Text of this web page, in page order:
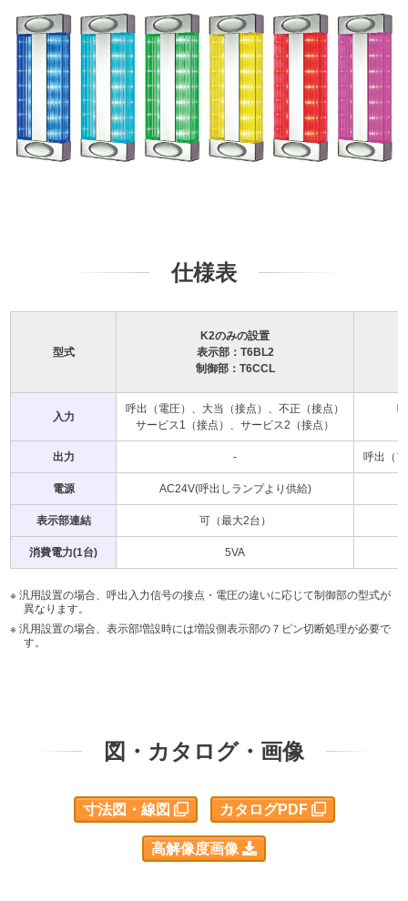
仕様表
型式
K2のみの設置
表示部：T6BL2
制御部：T6CCL
入力
呼出（電圧）、大当（接点）、不正（接点）
サービス1（接点）、サービス2（接点）
出力 - 呼出（
電源 AC24V(呼出しランプより供給)
表示部連結 可（最大2台）
消費電力(1台) 5VA
汎用設置の場合、呼出入力信号の接点・電圧の違いに応じて制御部の型式が
異なります。
汎用設置の場合、表示部増設時には増設側表示部の７ピン切断処理が必要で
す。
図・カタログ・画像
寸法図・線図 カタログPDF
高解像度画像